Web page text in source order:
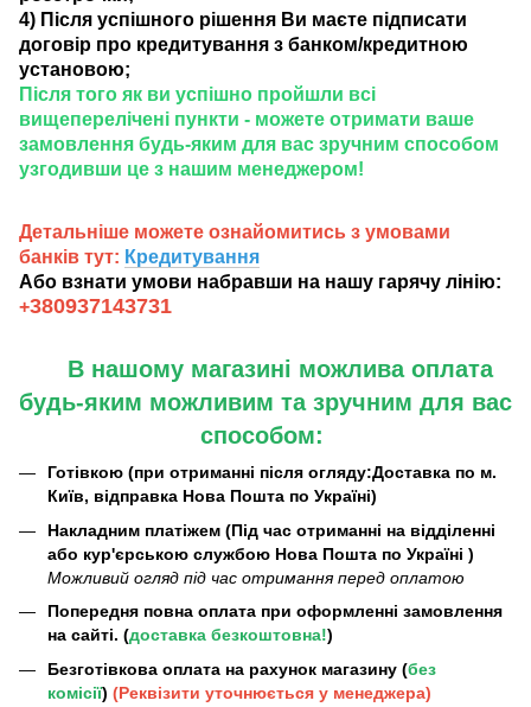
4) Після успішного рішення Ви маєте підписати
договір про кредитування з банком/кредитною
установою;
Після того як ви успішно пройшли всі
вищеперелічені пункти - можете отримати ваше
замовлення будь-яким для вас зручним способом
узгодивши це з нашим менеджером!
Детальніше можете ознайомитись з умовами
банків тут: Кредитування
Або взнати умови набравши на нашу гарячу лінію:
+380937143731
В нашому магазині можлива оплата
будь-яким можливим та зручним для вас
способом:
Готівкою (при отриманні після огляду:Доставка по м.
Київ, відправка Нова Пошта по Україні)
Накладним платіжем (Під час отриманні на відділенні
або кур'єрською службою Нова Пошта по Україні )
Можливий огляд під час отримання перед оплатою
Попередня повна оплата при оформленні замовлення
на сайті. (доставка безкоштовна!)
Безготівкова оплата на рахунок магазину (без
комісії) (Реквізити уточнюється у менеджера)